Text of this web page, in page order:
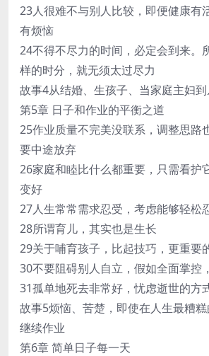
23人很难不与别人比较，即便健康有
有烦恼
24不得不尽力的时间，必定会到来。
样的时分，就无须太过尽力
故事4从结婚、生孩子、当家庭主妇
第5章 日子和作业的平衡之道
25作业质量不完美没联系，调整思路
要中途放弃
26家庭和睦比什么都重要，只需看护
变好
27人生常常需求忍受，考虑能够轻松
28所谓育儿，其实也是生长
29关于哺育孩子，比起技巧，更重要
30不要阻碍别人自立，假如全面掌控
31孤单地死去非常好，忧虑逝世的方
故事5烦恼、苦楚，即使在人生最糟
继续作业
第6章 简单日子每一天